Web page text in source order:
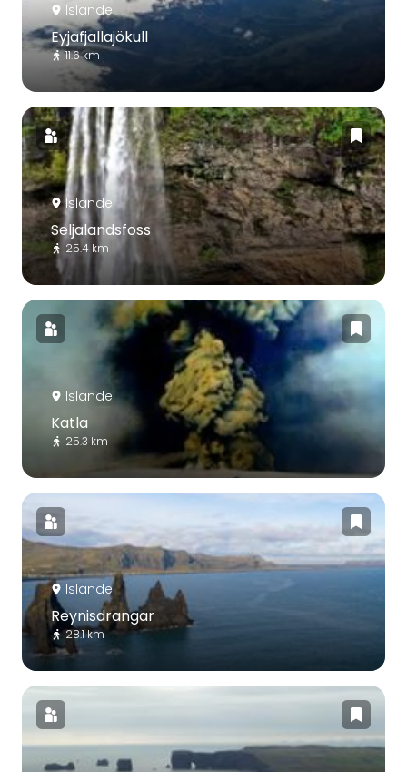
Islande
Eyjafjallajökull
11.6 km
Islande
Seljalandsfoss
25.4 km
Islande
Katla
25.3 km
Islande
Reynisdrangar
28.1 km